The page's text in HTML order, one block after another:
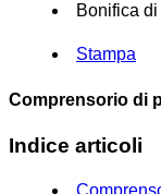
Bonifica
Stampa
Comprensorio di
Indice articoli